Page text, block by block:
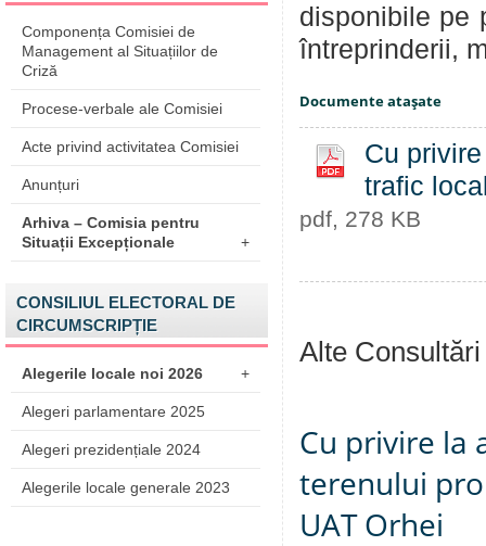
Componența Comisiei de
Management al Situațiilor de
Criză
Procese-verbale ale Comisiei
Acte privind activitatea Comisiei
Anunțuri
Arhiva – Comisia pentru
Situații Excepționale
+
CONSILIUL ELECTORAL DE
CIRCUMSCRIPȚIE
Alegerile locale noi 2026 +
Alegeri parlamentare 2025
Alegeri prezidențiale 2024
Alegerile locale generale 2023
disponibile pe
întreprinderii,
Documente ataşate
Cu
trafic
pdf, 278 KB
Alte
Cu privire la
terenului
UAT Orhei